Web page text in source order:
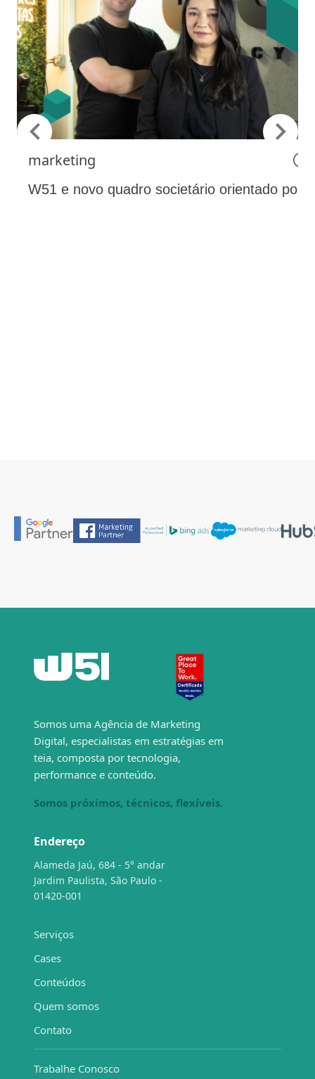
marketing
W51 e novo quadro societário orientado por
Somos uma Agência de Marketing
Digital, especialistas em estratégias em
teia, composta por tecnologia,
performance e conteúdo.
Somos próximos, técnicos, flexíveis.
Endereço
Alameda Jaú, 684 - 5° andar
Jardim Paulista, São Paulo -
01420-001
Serviços
Cases
Conteúdos
Quem somos
Contato
Trabalhe Conosco